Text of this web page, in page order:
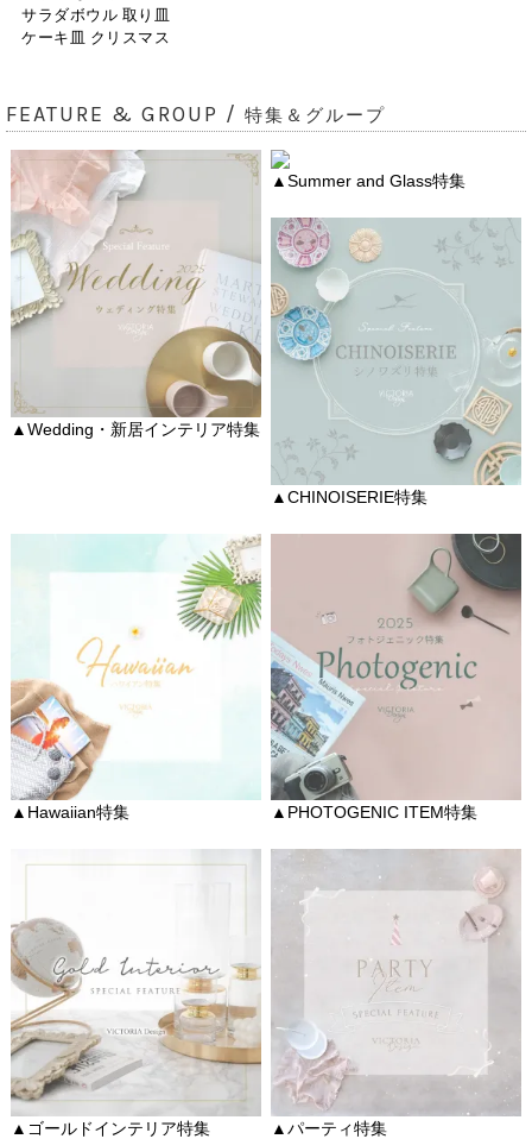
サラダボウル 取り皿
ケーキ皿 クリスマス
FEATURE & GROUP / 特集＆グループ
▲Wedding・新居インテリア特集
▲Summer and Glass特集
▲CHINOISERIE特集
▲Hawaiian特集 ▲PHOTOGENIC ITEM特集
▲ゴールドインテリア特集 ▲パーティ特集